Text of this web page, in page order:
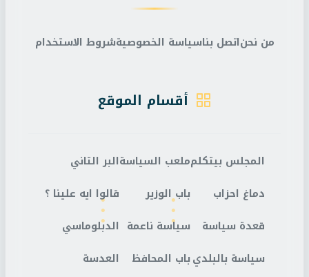
من نحناتصل بناسياسة الخصوصيةشروط الاستخدام
أقسام الموقع
المجلس بيتكلم
دماغ احزاب
قعدة سياسة
سياسة بالبلدي
ملعب السياسة
باب الوزير
سياسة ناعمة
باب المحافظ
البر التاني
قالوا ايه علينا ؟
الدبلوماسي
العدسة